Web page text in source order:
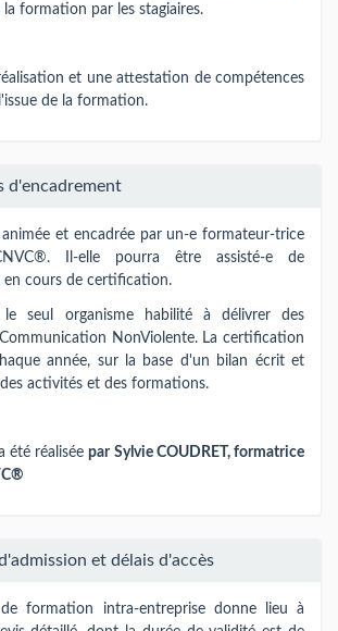
la formation par les stagiaires.
et une attestation de compétences
de la formation.
d'encadrement
et encadrée par un-e formateur-trice
Il-elle pourra être assisté-e de
cours de certification.
seul organisme habilité à délivrer des
NonViolente. La certification
année, sur la base d'un bilan écrit et
activités et des formations.
été réaliséepar Sylvie COUDRET, formatrice
et délais d'accès
de formation intra-entreprise donne lieu à